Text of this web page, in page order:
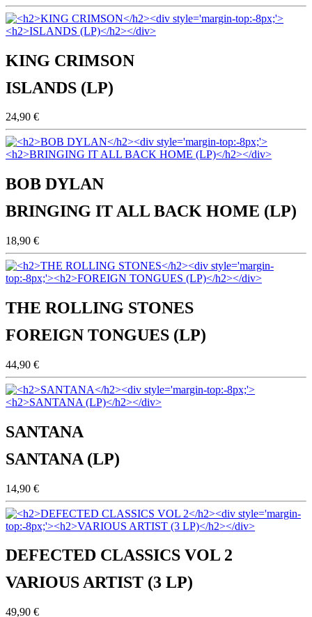
KING CRIMSON
ISLANDS (LP)
24,90 €
BOB DYLAN
BRINGING IT ALL BACK HOME (LP)
18,90 €
THE ROLLING STONES
FOREIGN TONGUES (LP)
44,90 €
SANTANA
SANTANA (LP)
14,90 €
DEFECTED CLASSICS VOL 2
VARIOUS ARTIST (3 LP)
49,90 €